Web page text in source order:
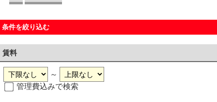
条件を絞り込む
賃料
～
管理費込みで検索